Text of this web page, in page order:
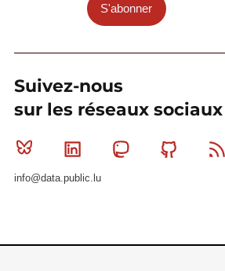
S'abonner
Suivez-nous
sur les réseaux sociaux
Bluesky Linkedin MastodonGithub
info@data.public.lu